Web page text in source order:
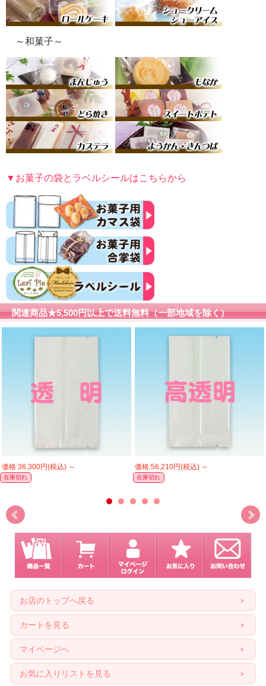
～和菓子～
▼お菓子の袋とラベルシールはこちらから
関連商品★5,500円以上で送料無料（一部地域を除く）
価格:36,300円(税込) ～
在庫切れ
価格:56,210円(税込) ～
在庫切れ
お店のトップへ戻る
カートを見る
マイページへ
お気に入りリストを見る